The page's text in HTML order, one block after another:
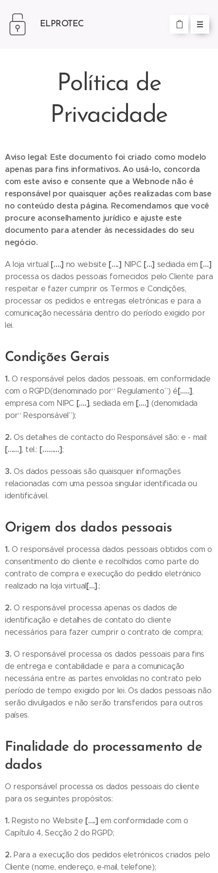
ELPROTEC
Política de
Privacidade
Aviso legal: Este documento foi criado como modelo
apenas para fins informativos. Ao usá-lo, concorda
com este aviso e consente que a Webnode não é
responsável por quaisquer ações realizadas com base
no conteúdo desta página. Recomendamos que você
procure aconselhamento jurídico e ajuste este
documento para atender às necessidades do seu
negócio.
A loja virtual [….] no website [….] NIPC […] sediada em […]
processa os dados pessoais fornecidos pelo Cliente para
respeitar e fazer cumprir os Termos e Condições,
processar os pedidos e entregas eletrónicas e para a
comunicação necessária dentro do período exigido por
lei.
Condições Gerais
1.O responsável pelos dados pessoais, em conformidade
com o RGPD(denominado por“ Regulamento”) é[…..],
empresa com NIPC [….], sediada em [….] (denomidada
por“ Responsável”);
2.Os detalhes de contacto do Responsável são: e - mail:
[……], tel.: [………];
3.Os dados pessoais são quaisquer informações
relacionadas com uma pessoa singular identificada ou
identificável.
Origem dos dados pessoais
1.O responsável processa dados pessoais obtidos com o
consentimento do cliente e recolhidos como parte do
contrato de compra e execução do pedido eletrónico
realizado na loja virtual[…].;
2.O responsável processa apenas os dados de
identificação e detalhes de contato do cliente
necessários para fazer cumprir o contrato de compra;
3.O responsável processa os dados pessoais para fins
de entrega e contabilidade e para a comunicação
necessária entre as partes envolidas no contrato pelo
período de tempo exigido por lei. Os dados pessoais não
serão divulgados e não serão transferidos para outros
países.
Finalidade do processamento de
dados
O responsável processa os dados pessoais do cliente
para os seguintes propósitos:
1.Registo no Website [….] em conformidade com o
Capítulo 4, Secção 2 do RGPD;
2.Para a execução dos pedidos eletrónicos criados pelo
Cliente (nome, endereço, e-mail, telefone);